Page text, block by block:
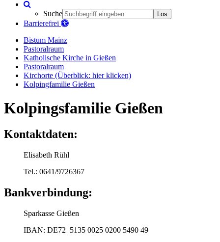
Suche Los
Barrierefrei
Bistum Mainz
Pastoralraum
Katholische Kirche in Gießen
Pastoralraum
Kirchorte (Überblick: hier klicken)
Kolpingfamilie Gießen
Kolpingsfamilie Gießen
Kontaktdaten:
Elisabeth Rühl
Tel.: 0641/9726367
Bankverbindung:
Sparkasse Gießen
IBAN: DE72 5135 0025 0200 5490 49